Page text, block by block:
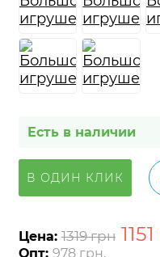
Есть в наличии
В ОДИН КЛИК
Цена: 1319 грн 1151
Опт: 978 грн.